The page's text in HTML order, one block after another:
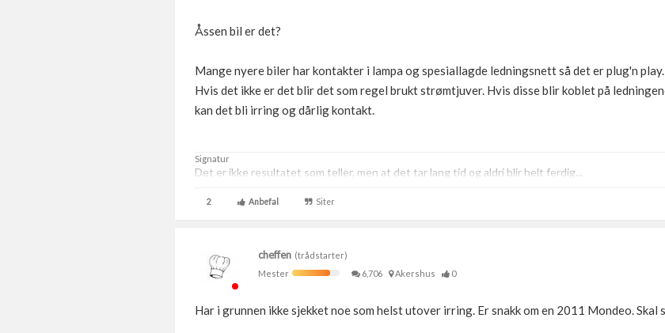
Åssen bil er det?
Mange nyere biler har kontakter i lampa og spesiallagde ledningsnett så det er plug'n play.
Hvis det ikke er det blir det som regel brukt strømtjuver. Hvis disse blir koblet på
kan det bli irring og dårlig kontakt.
Signatur
Det er ikke resultatet som teller, men at det tar lang tid og aldri blir helt ferdig...
2 Anbefal Siter
cheffen (trådstarter)
Mester
6,706 Akershus 0
Har i grunnen ikke sjekket noe som helst utover irring. Er snakk om en 2011 Mondeo. Skal